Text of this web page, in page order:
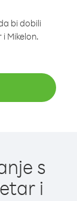
bi dobili
Mikelon.
s
i